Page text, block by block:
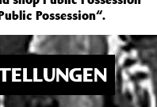
Possession“.